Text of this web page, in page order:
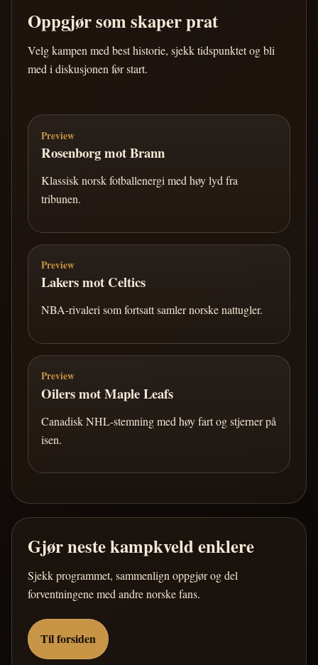
Oppgjør som skaper prat
Velg kampen med best historie, sjekk tidspunktet og bli
med i diskusjonen før start.
Preview
Rosenborg mot Brann
Klassisk norsk fotballenergi med høy lyd fra
tribunen.
Preview
Lakers mot Celtics
NBA-rivaleri som fortsatt samler norske nattugler.
Preview
Oilers mot Maple Leafs
Canadisk NHL-stemning med høy fart og stjerner på
isen.
Gjør neste kampkveld enklere
Sjekk programmet, sammenlign oppgjør og del
forventningene med andre norske fans.
Til forsiden